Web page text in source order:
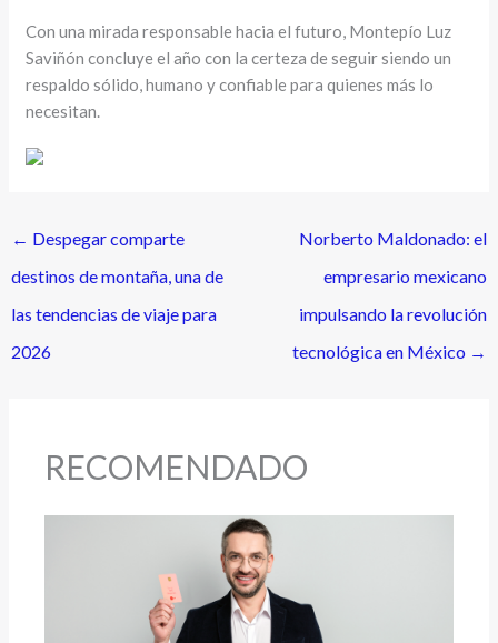
Con una mirada responsable hacia el futuro, Montepío Luz
Saviñón concluye el año con la certeza de seguir siendo un
respaldo sólido, humano y confiable para quienes más lo
necesitan.
← Despegar comparte
destinos de montaña, una de
las tendencias de viaje para
2026
Norberto Maldonado: el
empresario mexicano
impulsando la revolución
tecnológica en México →
RECOMENDADO